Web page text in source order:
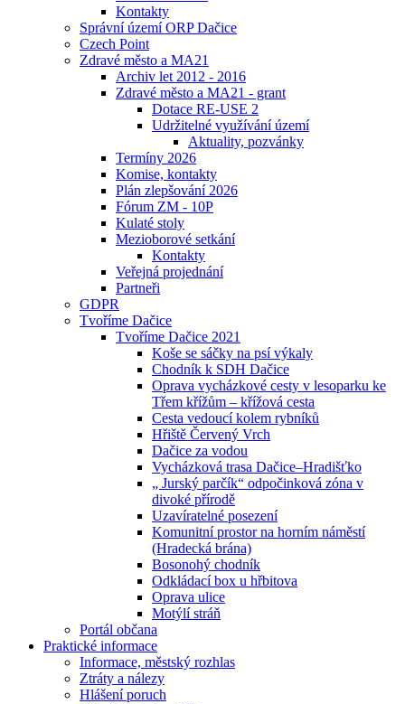
Kontakty
Správní území ORP Dačice
Czech Point
Zdravé město a MA21
Archiv let 2012 - 2016
Zdravé město a MA21 - grant
Dotace RE-USE 2
Udržitelné využívání území
Aktuality, pozvánky
Termíny 2026
Komise, kontakty
Plán zlepšování 2026
Fórum ZM - 10P
Kulaté stoly
Mezioborové setkání
Kontakty
Veřejná projednání
Partneři
GDPR
Tvoříme Dačice
Tvoříme Dačice 2021
Koše se sáčky na psí výkaly
Chodník k SDH Dačice
Oprava vycházkové cesty v lesoparku ke
Třem křížům – křížová cesta
Cesta vedoucí kolem rybníků
Hřiště Červený Vrch
Dačice za vodou
Vycházková trasa Dačice–Hradišťko
„ Jurský parčík“ odpočinková zóna v
divoké přírodě
Uzavíratelné posezení
Komunitní prostor na horním náměstí
(Hradecká brána)
Bosonohý chodník
Odkládací box u hřbitova
Oprava ulice
Motýlí stráň
Portál občana
Praktické informace
Informace, městský rozhlas
Ztráty a nálezy
Hlášení poruch